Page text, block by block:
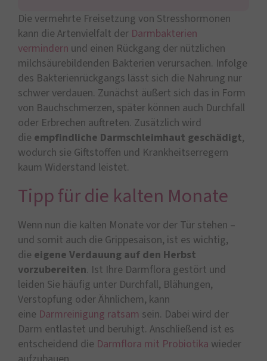
Die vermehrte Freisetzung von Stresshormonen
kann die Artenvielfalt der Darmbakterien
vermindern und einen Rückgang der nützlichen
milchsäurebildenden Bakterien verursachen. Infolge
des Bakterienrückgangs lässt sich die Nahrung nur
schwer verdauen. Zunächst äußert sich das in Form
von Bauchschmerzen, später können auch Durchfall
oder Erbrechen auftreten. Zusätzlich wird
die empfindliche Darmschleimhaut geschädigt,
wodurch sie Giftstoffen und Krankheitserregern
kaum Widerstand leistet.
Tipp für die kalten Monate
Wenn nun die kalten Monate vor der Tür stehen –
und somit auch die Grippesaison, ist es wichtig,
die eigene Verdauung auf den Herbst
vorzubereiten. Ist Ihre Darmflora gestört und
leiden Sie häufig unter Durchfall, Blähungen,
Verstopfung oder Ähnlichem, kann
eine Darmreinigung ratsam sein. Dabei wird der
Darm entlastet und beruhigt. Anschließend ist es
entscheidend die Darmflora mit Probiotika wieder